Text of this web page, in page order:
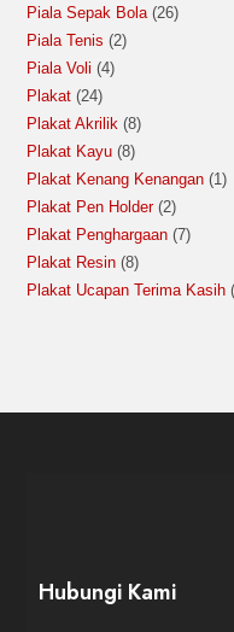
Piala Sepak Bola 26
Piala Tenis
2
Piala Voli
4
Plakat 24
Plakat Akrilik
8
Plakat Kayu 8
Plakat Kenang Kenangan 1
Plakat Pen Holder 2
Plakat Penghargaan 7
Plakat Resin 8
Plakat Ucapan Terima Kasih
Hubungi Kami